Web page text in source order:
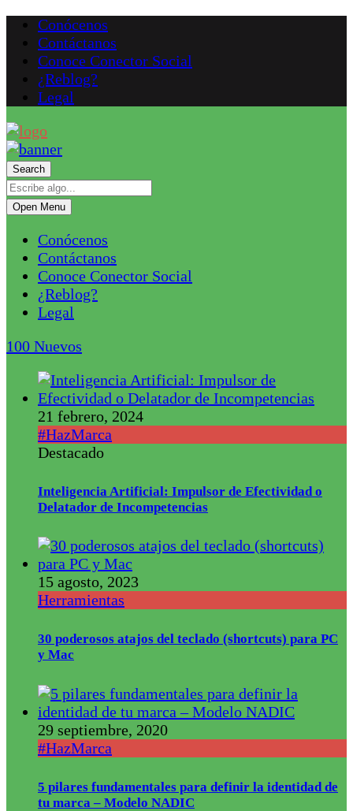
Conócenos
Contáctanos
Conoce Conector Social
¿Reblog?
Legal
Search
Open Menu
Conócenos
Contáctanos
Conoce Conector Social
¿Reblog?
Legal
100 Nuevos
21 febrero, 2024
#HazMarca
Destacado
Inteligencia Artificial: Impulsor de Efectividad o
Delatador de Incompetencias
15 agosto, 2023
Herramientas
30 poderosos atajos del teclado (shortcuts) para PC
y Mac
29 septiembre, 2020
#HazMarca
5 pilares fundamentales para definir la identidad de
tu marca – Modelo NADIC